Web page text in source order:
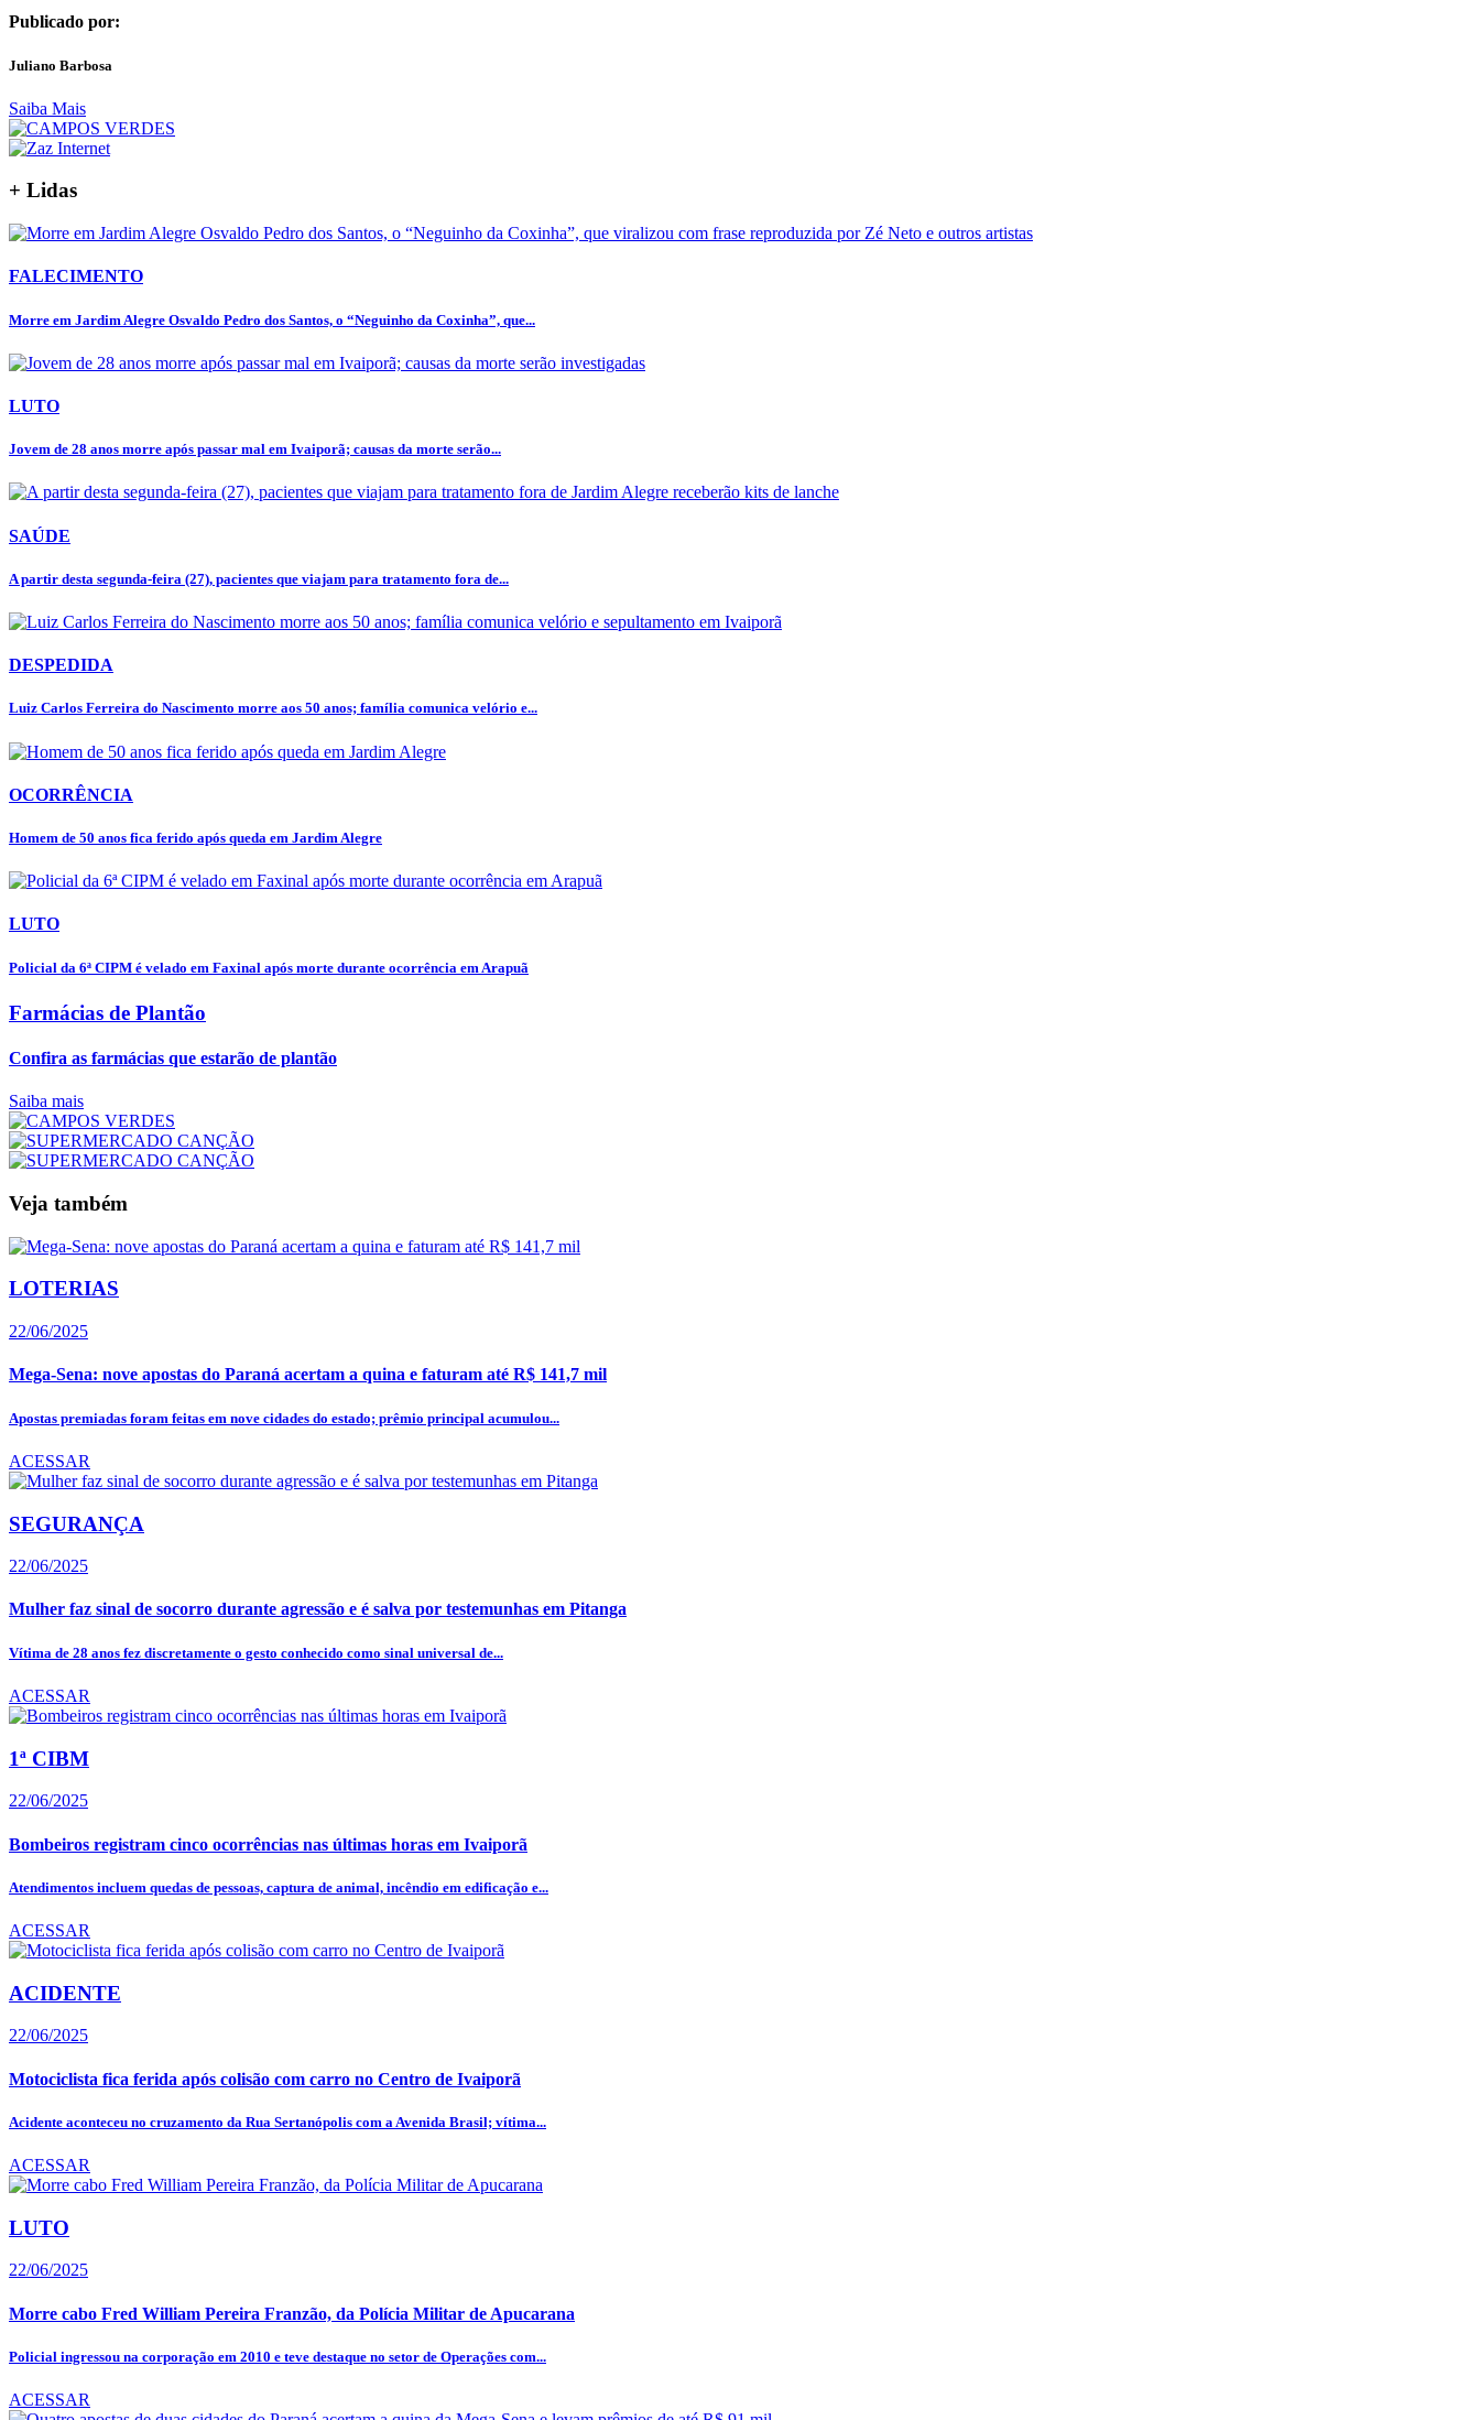
Publicado por:
Juliano Barbosa
Saiba Mais
+ Lidas
FALECIMENTO
Morre em Jardim Alegre Osvaldo Pedro dos Santos, o “Neguinho da Coxinha”, que...
LUTO
Jovem de 28 anos morre após passar mal em Ivaiporã; causas da morte serão...
SAÚDE
A partir desta segunda-feira (27), pacientes que viajam para tratamento fora de...
DESPEDIDA
Luiz Carlos Ferreira do Nascimento morre aos 50 anos; família comunica velório e...
OCORRÊNCIA
Homem de 50 anos fica ferido após queda em Jardim Alegre
LUTO
Policial da 6ª CIPM é velado em Faxinal após morte durante ocorrência em Arapuã
Farmácias de Plantão
Confira as farmácias que estarão de plantão
Saiba mais
Veja também
LOTERIAS
22/06/2025
Mega-Sena: nove apostas do Paraná acertam a quina e faturam até R$ 141,7 mil
Apostas premiadas foram feitas em nove cidades do estado; prêmio principal acumulou...
ACESSAR
SEGURANÇA
22/06/2025
Mulher faz sinal de socorro durante agressão e é salva por testemunhas em Pitanga
Vítima de 28 anos fez discretamente o gesto conhecido como sinal universal de...
ACESSAR
1ª CIBM
22/06/2025
Bombeiros registram cinco ocorrências nas últimas horas em Ivaiporã
Atendimentos incluem quedas de pessoas, captura de animal, incêndio em edificação e...
ACESSAR
ACIDENTE
22/06/2025
Motociclista fica ferida após colisão com carro no Centro de Ivaiporã
Acidente aconteceu no cruzamento da Rua Sertanópolis com a Avenida Brasil; vítima...
ACESSAR
LUTO
22/06/2025
Morre cabo Fred William Pereira Franzão, da Polícia Militar de Apucarana
Policial ingressou na corporação em 2010 e teve destaque no setor de Operações com...
ACESSAR